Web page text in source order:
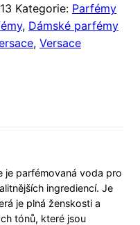
Kategorie: Parfémy
, Dámské parfémy
, Versace
je parfémovaná voda pro
ingrediencí. Je
je plná ženskosti a
tónů, které jsou